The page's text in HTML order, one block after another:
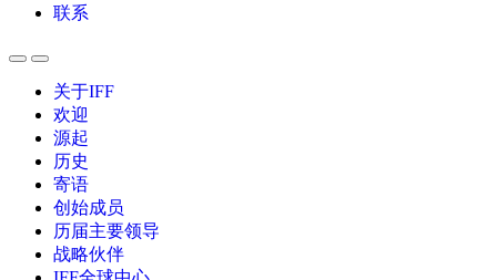
联系
关于IFF
欢迎
源起
历史
寄语
创始成员
历届主要领导
战略伙伴